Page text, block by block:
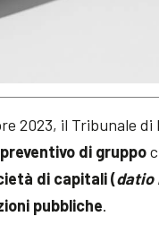
2023, il Tribunale
di gruppo
di capitali (datio
pubbliche.